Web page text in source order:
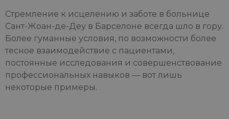
Стремление к исцелению и заботе в больнице
Сант-Жоан-де-Деу в Барселоне всегда шло в гору.
Более гуманные условия, по возможности более
тесное взаимодействие с пациентами,
постоянные исследования и совершенствование
профессиональных навыков — вот лишь
некоторые примеры.